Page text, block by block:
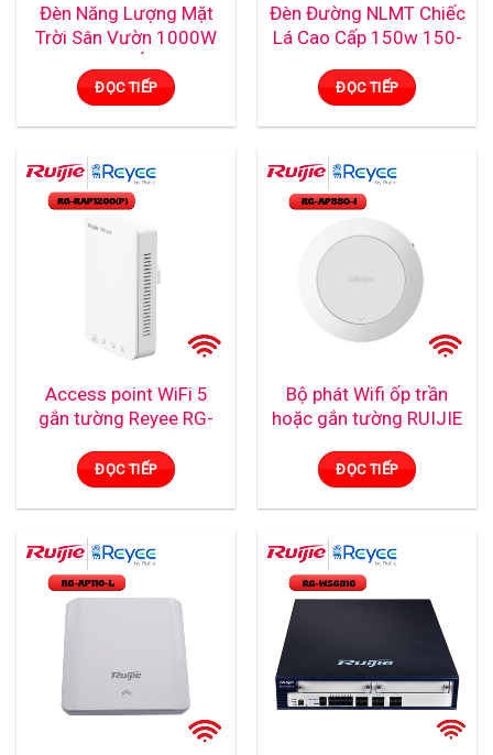
Đèn Năng Lượng Mặt
Trời Sân Vườn 1000W
UFO-1000 (Ánh Sáng
Trắng)
ĐỌC TIẾP
Đèn Đường NLMT Chiếc
Lá Cao Cấp 150w 150-
ĐỌC TIẾP
Access point WiFi 5
gắn tường Reyee RG-
RAP1200(P)
ĐỌC TIẾP
Bộ phát Wifi ốp trần
hoặc gắn tường RUIJIE
ĐỌC TIẾP